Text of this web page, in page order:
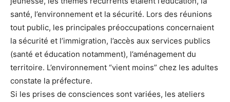
santé, l’environnement et la sécurité. Lors des réunions
tout public, les principales préoccupations concernaient
la sécurité et l’immigration, l’accès aux services publics
(santé et éducation notamment), l’aménagement du
territoire. L’environnement “vient moins” chez les adultes
constate la préfecture.
Si les prises de consciences sont variées, les ateliers